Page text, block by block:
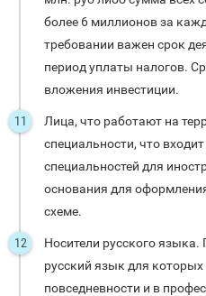
более 6 миллионов за
требовании важен срок
период уплаты налогов.
вложения инвестиции.
Лица, что работают на
специальности, что
специальностей для
основания для
схеме.
Носители русского языка.
русский язык для
повседневности и в